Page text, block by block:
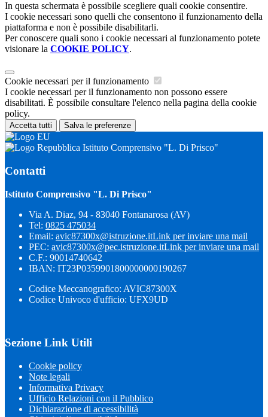
In questa schermata è possibile scegliere quali cookie consentire.
I cookie necessari sono quelli che consentono il funzionamento della
piattaforma e non è possibile disabilitarli.
Per conoscere quali sono i cookie necessari al funzionamento potete
visionare la COOKIE POLICY.
Cookie necessari per il funzionamento
I cookie necessari per il funzionamento non possono essere
disabilitati. È possibile consultare l'elenco nella pagina della cookie
policy.
Accetta tutti Salva le preferenze
Istituto Comprensivo "L. Di Prisco"
Contatti
Istituto Comprensivo "L. Di Prisco"
Via A. Diaz, 94 - 83040 Fontanarosa (AV)
Tel: 0825 475034
Email: avic87300x@istruzione.itLink per inviare una mail
PEC: avic87300x@pec.istruzione.itLink per inviare una mail
C.F.: 90014740642
IBAN: IT23P0359901800000000190267
Codice Meccanografico: AVIC87300X
Codice Univoco d'ufficio: UFX9UD
Sezione Link Utili
Cookie policy
Note legali
Informativa Privacy
Ufficio Relazioni con il Pubblico
Dichiarazione di accessibilità